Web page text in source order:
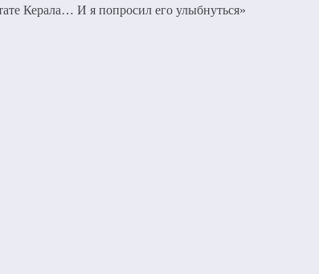
Керала… И я попросил его улыбнуться»